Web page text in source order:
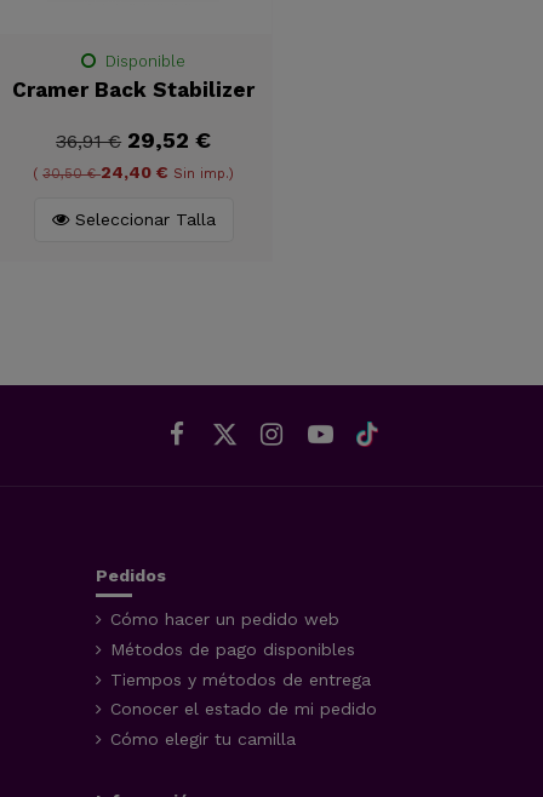
Disponible
Cramer Back Stabilizer
36,91 € 29,52 €
(30,50 €24,40 € Sin imp.)
Seleccionar Talla
Pedidos
Cómo hacer un pedido web
Métodos de pago disponibles
Tiempos y métodos de entrega
Conocer el estado de mi pedido
Cómo elegir tu camilla